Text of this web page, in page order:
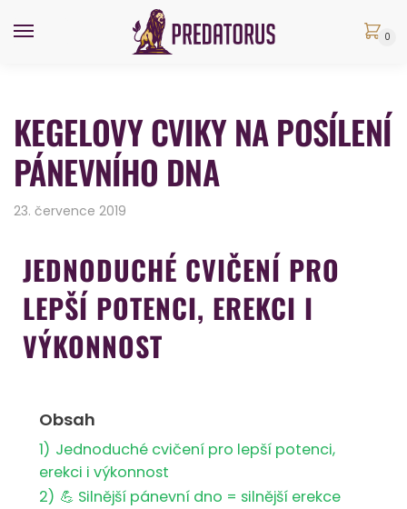
0
KEGELOVY CVIKY NA POSÍLENÍ
PÁNEVNÍHO DNA
23. července 2019
JEDNODUCHÉ CVIČENÍ PRO
LEPŠÍ POTENCI, EREKCI I
VÝKONNOST
Obsah
1) Jednoduché cvičení pro lepší potenci,
erekci i výkonnost
2) 💪 Silnější pánevní dno = silnější erekce